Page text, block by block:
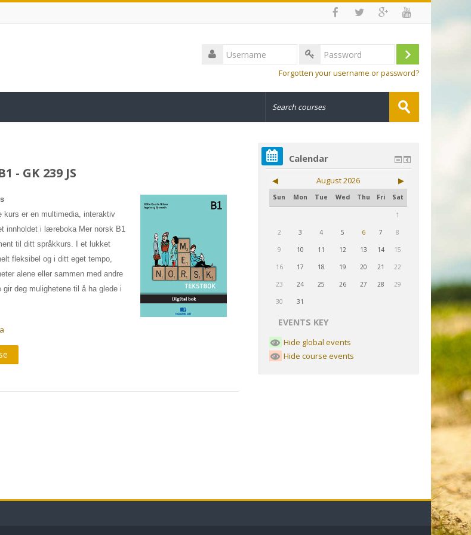
Username
Log
Forgotten your username or password?
courses
Submit
- GK 239 JS
kurs er en multimedia, interaktiv
innholdet i læreboka Mer norsk B1
til ditt språkkurs. I et lukket
fleksibel og i ditt eget tempo,
alene eller sammen med andre
deg mulighetene til å ha glede i
Calendar
◀︎ August 2026 ▶︎
Sun Mon Tue Wed Thu Fri Sat
1
2 3 4 5 6 7 8
9 10 11 12 13 14 15
16 17 18 19 20 21 22
23 24 25 26 27 28 29
30 31
EVENTS KEY
Hide global events
Hide course events